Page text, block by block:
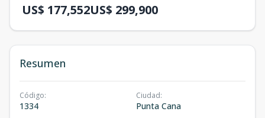
US$ 177,552US$ 299,900
Resumen
Código:
1334
Ciudad:
Punta Cana